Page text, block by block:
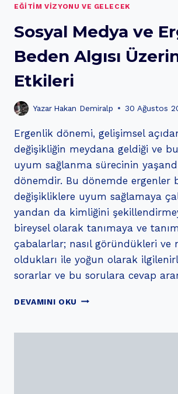
EĞITIM VIZYONU VE GELECEK
Sosyal Medya ve
Beden Algısı
Etkileri
Yazar Hakan Demiralp 30 Ağustos
Ergenlik dönemi, gelişimsel
değişikliğin meydana geldiği ve
uyum sağlanma sürecinin
dönemdir. Bu dönemde ergenler
değişikliklere uyum sağlamaya
yandan da kimliğini
bireysel olarak tanımaya ve
çabalarlar; nasıl göründükleri ve
oldukları ile yoğun olarak
sorarlar ve bu sorulara cevap
DEVAMINI OKU SOSYAL
ERGENLERIN